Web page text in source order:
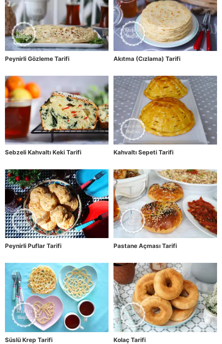
Peynirli Gözleme Tarifi Akıtma (Cızlama) Tarifi
Sebzeli Kahvaltı Keki Tarifi Kahvaltı Sepeti Tarifi
Peynirli Puflar Tarifi Pastane Açması Tarifi
Süslü Krep Tarifi Kolaç Tarifi